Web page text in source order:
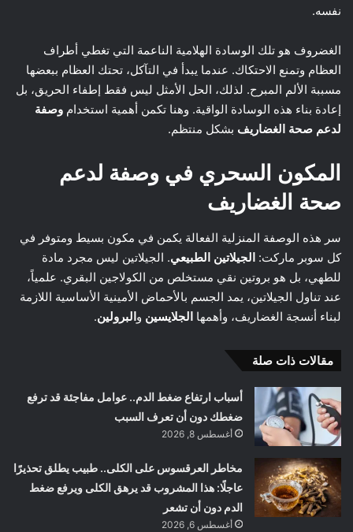
نفسه.
الغضروف هو تلك الوسادة الهلامية الناعمة التي تغطي أطراف
العظام وتمنع الاحتكاك. عندما يبدأ في التآكل، تحتك العظام ببعضها
مسببة الألم المبرح. لذلك، الحل الأمثل ليس فقط إطفاء الحريق، بل
إعادة بناء هذه الوسادة الواقية. وهنا تكمن أهمية استخدام وصفة
لدعم صحة الغضاريف بشكل منتظم.
المكون السحري في وصفة لدعم
صحة الغضاريف
سر هذه الوصفة المنزلية الفعالة يكمن في مكون بسيط ومتوفر في
كل سوبر ماركت: الجيلاتين الطبيعي. الجيلاتين ليس مجرد مادة
للطهي، بل هو بروتين نقي مستخلص من الكولاجين البقري. علمياً،
عند تناول الجيلاتين، يمد الجسم بالأحماض الأمينية الأساسية اللازمة
لبناء أنسجة الغضاريف، وأهمها الجلايسين والبرولين.
مقالات ذات صلة
أسباب ارتفاع ضغط الدم.. عوامل مفاجئة قد ترفع
ضغطك دون أن تعرف السبب
أغسطس 8, 2026
مخاطر العرقسوس على الكلى.. طبيب يطلق تحذيرًا
عاجلًا: هذا المشروب قد يرهق الكلى ويرفع ضغط
الدم دون أن تشعر
أغسطس 6, 2026